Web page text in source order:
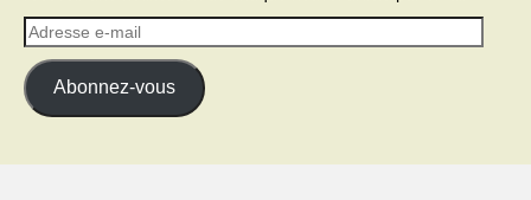
Adresse
e-
mail
Abonnez-vous